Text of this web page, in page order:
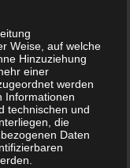
Beziehung
Weise, auf welche
Hinzuziehung
einer
werden
Informationen
technischen und
die
Daten